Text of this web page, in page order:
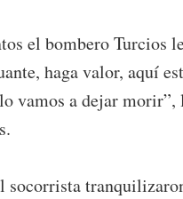
el bombero Turcios
haga valor, aquí
vamos a dejar
socorrista